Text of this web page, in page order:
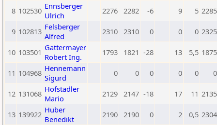
8 102530 Ennsberger
Ulrich
2276 2282 -6 9 5 2285
9 102813 Felsberger
Alfred
2310 2310 0 0 0 2325
10 103501 Gattermayer
Robert Ing.
1793 1821 -28 13 5,5 1875
11 104968 Hennemann
Sigurd
0 0 0 0 0 0
12 131068 Hofstadler
Mario
2129 2147 -18 17 11 2135
13 139922 Huber
Benedikt
2190 2190 0 2 0,5 2304